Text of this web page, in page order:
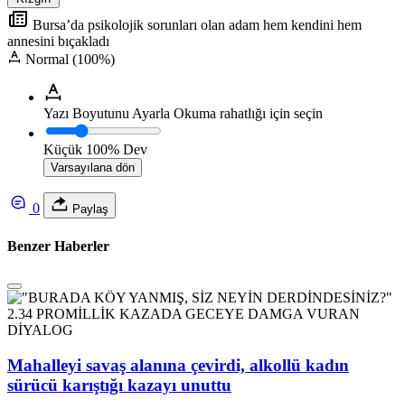
Bursa’da psikolojik sorunları olan adam hem kendini hem
annesini bıçakladı
Normal (100%)
Yazı Boyutunu Ayarla Okuma rahatlığı için seçin
Küçük 100% Dev
Varsayılana dön
0 Paylaş
Benzer Haberler
Mahalleyi savaş alanına çevirdi, alkollü kadın
sürücü karıştığı kazayı unuttu